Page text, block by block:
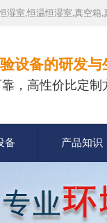
室,恒温恒湿室,真空箱,
设备的研发与
，高性价比定制
备 产品知识